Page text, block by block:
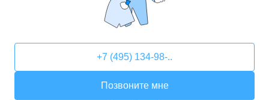
+7 (495) 134-98-..
Позвоните мне